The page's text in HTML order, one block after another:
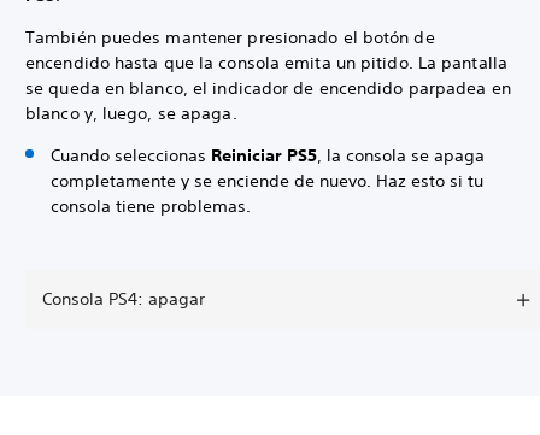
También puedes mantener presionado el botón de
encendido hasta que la consola emita un pitido. La pantalla
se queda en blanco, el indicador de encendido parpadea en
blanco y, luego, se apaga.
Cuando seleccionas Reiniciar PS5, la consola se apaga
completamente y se enciende de nuevo. Haz esto si tu
consola tiene problemas.
Consola PS4: apagar